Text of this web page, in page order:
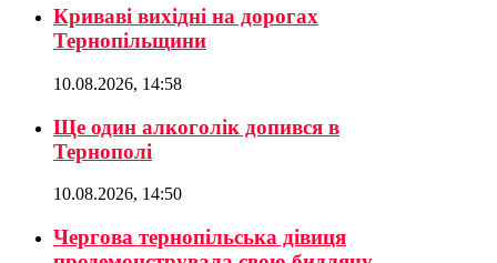
Криваві вихідні на дорогах
Тернопільщини
10.08.2026, 14:58
Ще один алкоголік допився в
Тернополі
10.08.2026, 14:50
Чергова тернопільська дівиця